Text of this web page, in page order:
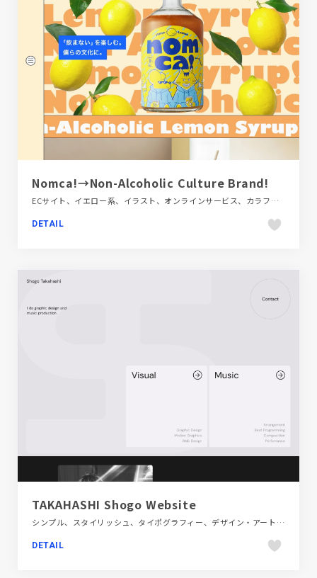
Nomca!→Non-Alcoholic Culture Brand!
ECサイト、イエロー系、イラスト、オンラインサービス、カラフル、タイポグラフィー、ブランド・サービスサイト、ポップ、飲料・食品
DETAIL
TAKAHASHI Shogo Website
シンプル、スタイリッシュ、タイポグラフィー、デザイン・アート・音楽・文芸、フラットデザイン、ブラック系 、ポートフォリオ
DETAIL